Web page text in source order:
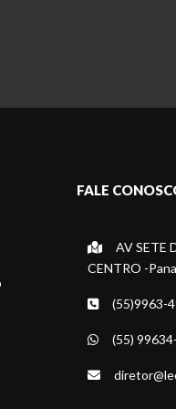
FALE
AV SETE
CENTRO -
(55)9963-
(55)